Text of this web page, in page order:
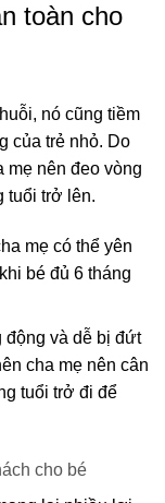
toàn cho
nó cũng tiềm
của trẻ nhỏ. Do
mẹ nên đeo vòng
tuổi trở lên.
mẹ có thể yên
bé đủ 6 tháng
động và dễ bị đứt
cha mẹ nên cân
tuổi trở đi để
cho bé